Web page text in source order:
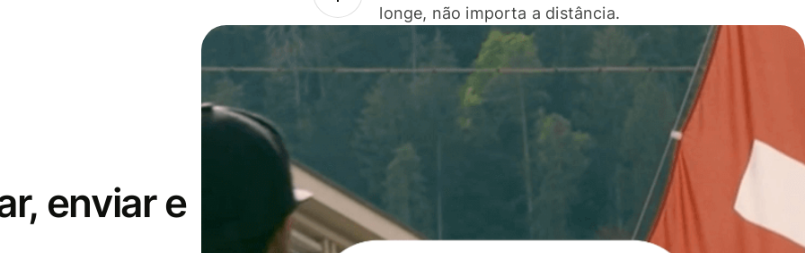
longe, não importa a distância.
enviar e